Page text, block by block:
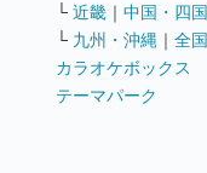
└ 近畿 ｜ 中国・四国
└ 九州・沖縄 ｜ 全国
カラオケボックス
テーマパーク